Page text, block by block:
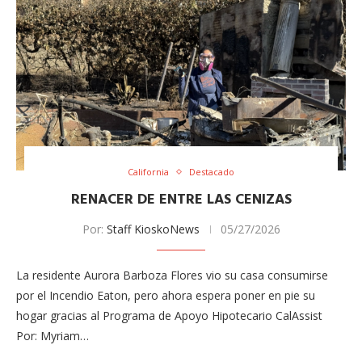
California Destacado
RENACER DE ENTRE LAS CENIZAS
Por: Staff KioskoNews 05/27/2026
La residente A​urora Barboza Flores​ vio su casa consumirse
por el Incendio Eaton, pero ahora espera poner en pie su
hogar gracias al Programa de Apoyo Hipotecario CalAssist
Por: Myriam…